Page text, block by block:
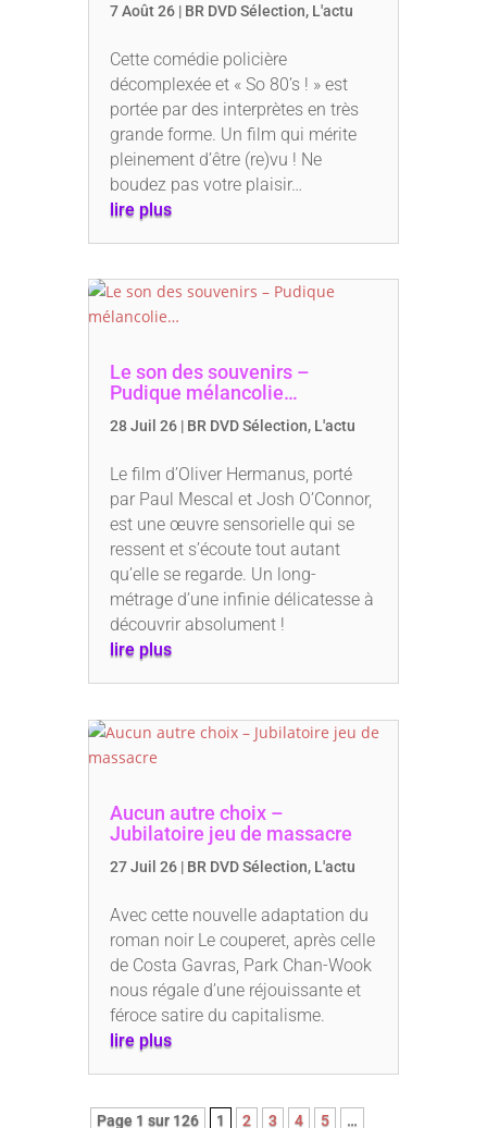
7 Août 26| BR DVD Sélection, L'actu
Cette comédie policière
décomplexée et « So 80’s ! » est
portée par des interprètes en très
grande forme. Un film qui mérite
pleinement d’être (re)vu ! Ne
boudez pas votre plaisir…
lire plus
Le son des souvenirs –
Pudique mélancolie…
28 Juil 26| BR DVD Sélection, L'actu
Le film d’Oliver Hermanus, porté
par Paul Mescal et Josh O’Connor,
est une œuvre sensorielle qui se
ressent et s’écoute tout autant
qu’elle se regarde. Un long-
métrage d’une infinie délicatesse à
découvrir absolument !
lire plus
Aucun autre choix –
Jubilatoire jeu de massacre
27 Juil 26| BR DVD Sélection, L'actu
Avec cette nouvelle adaptation du
roman noir Le couperet, après celle
de Costa Gavras, Park Chan-Wook
nous régale d’une réjouissante et
féroce satire du capitalisme.
lire plus
Page 1 sur 126 1 2 3 4 5 …